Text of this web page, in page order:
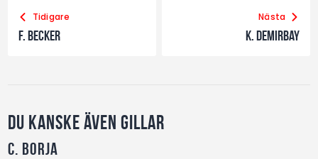
Tidigare
F. Becker
Nästa
K. Demirbay
Du kanske även gillar
C. Borja